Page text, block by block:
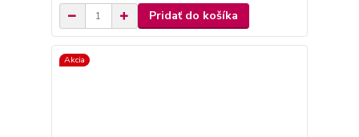
Pridať do košíka
Akcia